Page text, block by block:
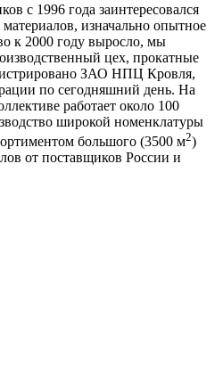
с 1996 года заинтересовался
изначально опытное
к 2000 году выросло, мы
цех, прокатные
ЗАО НПЦ Кровля,
по сегодняшний день. На
работает около 100
широкой номенклатуры
большого (3500 м2)
от поставщиков России и